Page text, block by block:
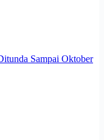
Sampai Oktober